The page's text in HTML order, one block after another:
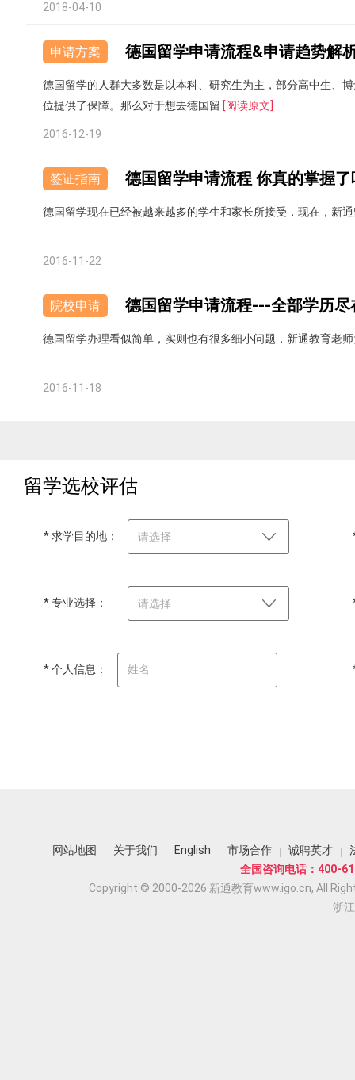
2018-04-10
申请方案 德国留学申请流程&申请趋势解
德国留学的人群大多数是以本科、研究生为主，部分高中生、
位提供了保障。那么对于想去德国留 [阅读原文]
2016-12-19
签证指南 德国留学申请流程 你真的掌握了
德国留学现在已经被越来越多的学生和家长所接受，现在，新
2016-11-22
院校申请 德国留学申请流程---全部学历
德国留学办理看似简单，实则也有很多细小问题，新通教育老
2016-11-18
留学选校评估
* 求学目的地： 请选择
* 专业选择： 请选择
* 个人信息：
网站地图 关于我们 English 市场合作 诚聘英才
全国咨询电话：400-
Copyright © 2000-2026 新通教育www.igo.cn, All
浙